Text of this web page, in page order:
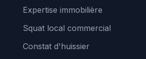
Expertise immobilière
Squat local commercial
Constat d'huissier